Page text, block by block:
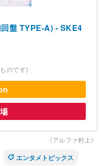
盤 TYPE-A) - SKE4
のです)
《アルファ村上》
エンタメトピックス